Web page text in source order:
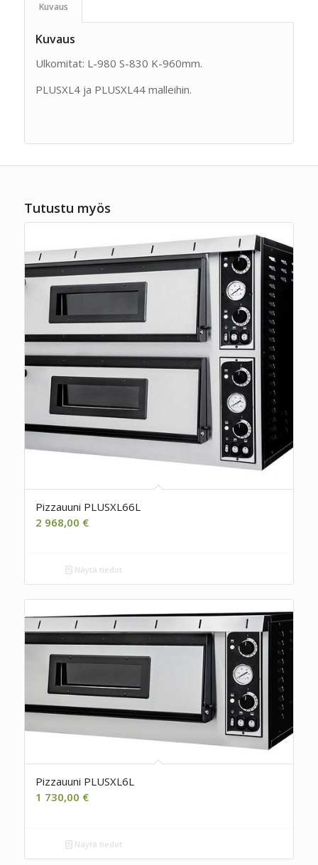
Kuvaus
Kuvaus
Ulkomitat: L-980 S-830 K-960mm.
PLUSXL4 ja PLUSXL44 malleihin.
Tutustu myös
Pizzauuni PLUSXL66L
2 968,00 €
Näytä tiedot
Pizzauuni PLUSXL6L
1 730,00 €
Näytä tiedot